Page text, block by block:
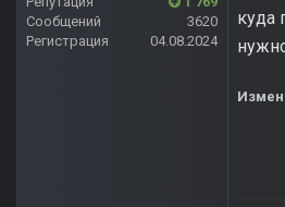
Сообщений
3620
Регистрация
04.08.2024
куда